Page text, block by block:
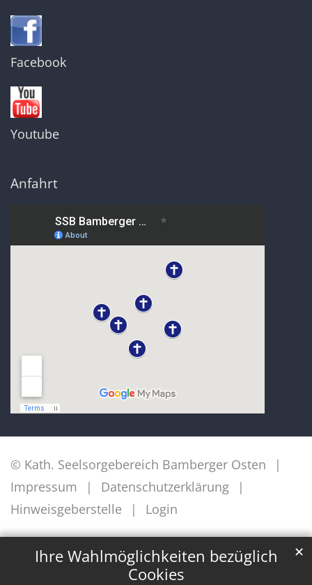
Ihre Wahlmöglichkeiten bezüglich
Cookies
✕
Facebook
Youtube
Anfahrt
© Kath. Seelsorgebereich Bamberger Osten
Impressum
Datenschutzerklärung
Hinweisgeberstelle
Login